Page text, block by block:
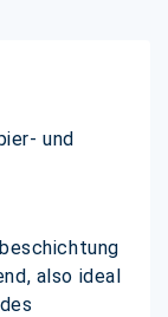
und
also ideal